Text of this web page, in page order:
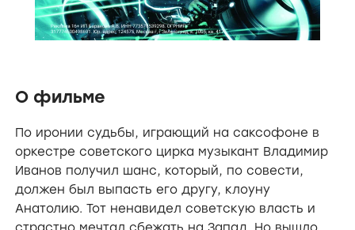
О фильме
По иронии судьбы, играющий на саксофоне в
оркестре советского цирка музыкант Владимир
Иванов получил шанс, который, по совести,
должен был выпасть его другу, клоуну
Анатолию. Тот ненавидел советскую власть и